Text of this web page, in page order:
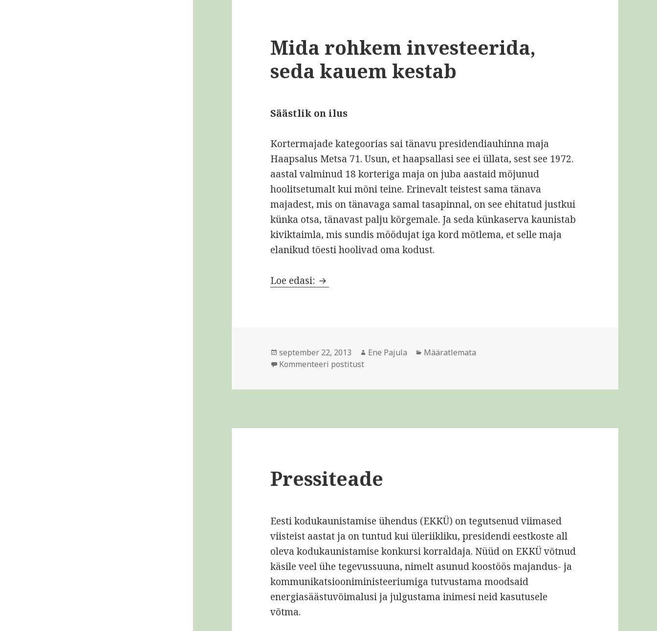
Mida rohkem investeerida,
seda kauem kestab
Säästlik on ilus
Kortermajade kategoorias sai tänavu presidendiauhinna maja
Haapsalus Metsa 71. Usun, et haapsallasi see ei üllata, sest see 1972.
aastal valminud 18 korteriga maja on juba aastaid mõjunud
hoolitsetumalt kui mõni teine. Erinevalt teistest sama tänava
majadest, mis on tänavaga samal tasapinnal, on see ehitatud justkui
künka otsa, tänavast palju kõrgemale. Ja seda künkaserva kaunistab
kiviktaimla, mis sundis möödujat iga kord mõtlema, et selle maja
elanikud tõesti hoolivad oma kodust.
Loe edasi: Mida rohkem investeerida, seda kauem kestab
Postitatud
september 22, 2013 Autor
Ene Pajula Rubriigid
Määratlemata
Kommenteeri postitustMida rohkem investeerida, seda kauem kestab
Pressiteade
Eesti kodukaunistamise ühendus (EKKÜ) on tegutsenud viimased
viisteist aastat ja on tuntud kui üleriikliku, presidendi eestkoste all
oleva kodukaunistamise konkursi korraldaja. Nüüd on EKKÜ võtnud
käsile veel ühe tegevussuuna, nimelt asunud koostöös majandus- ja
kommunikatsiooniministeeriumiga tutvustama moodsaid
energiasäästuvõimalusi ja julgustama inimesi neid kasutusele
võtma.